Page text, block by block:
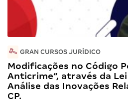
GRAN CURSOS JURÍDICO
Modificações no Código
Anticrime”, através da
Análise das Inovações
CP.